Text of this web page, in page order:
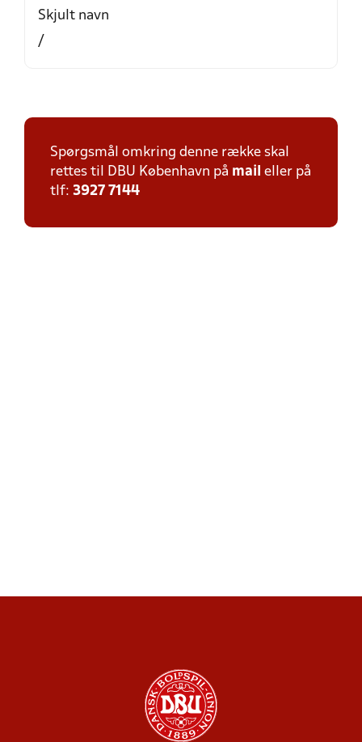
Skjult navn
/
Spørgsmål omkring denne række skal
rettes til DBU København på mail eller på
tlf: 3927 7144